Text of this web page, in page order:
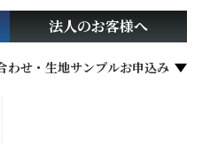
わせ・生地サンプルお申込み
法人のお客様へ